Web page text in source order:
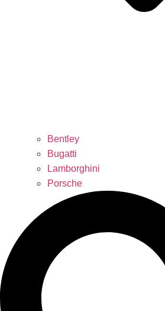
Bentley
Bugatti
Lamborghini
Porsche